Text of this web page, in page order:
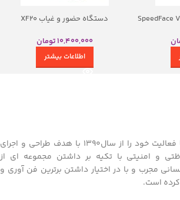
دستگاه حضور و غیاب XF20
10,400,000تومان
اطلاعات بیشتر
شرکت مهندسی برتر رها فعالیت خود را از سال1390 با هدف طراحی و اجرای
و امنیتی با تکیه بر داشتن مجموعه ای از
مجرب و با در اختیار داشتن برترین فن آوری و
کرده است.